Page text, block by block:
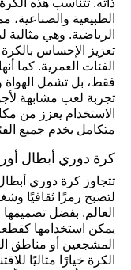
ذاته. تتناسب هذه
الطبيعية والصناعية،
الرياضية. وهي مثالية
تعزيز الإحساس
الفئات العمرية. كما
فقط، بل تشمل
تجربة لعب مشابهة
الاستخدام يعزز من
متكامل يخدم جميع
كرة دوري أبطال
تتجاوز كرة دوري
لتصبح رمزًا ثقافيًا
العالم. بفضل تصميمها
يمكن استخدامها
المشجعين أو مناطق
الكرة خيارًا مثاليًا